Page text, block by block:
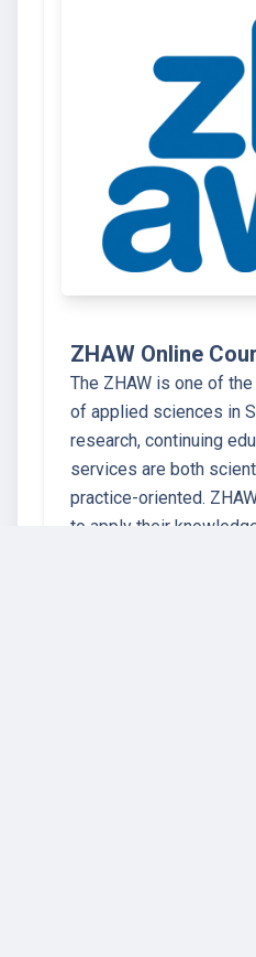
ZHAW Online
The ZHAW is one of
of applied sciences in
research, continuing
services are both
practice-oriented.
to apply their